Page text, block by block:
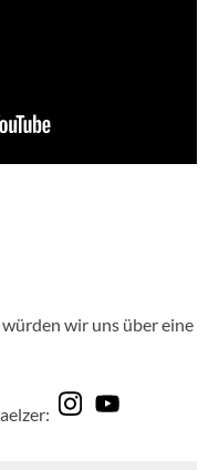
wir uns über eine